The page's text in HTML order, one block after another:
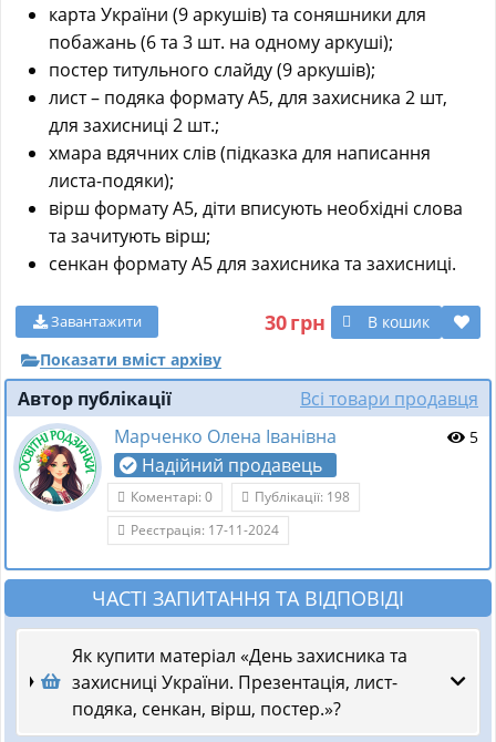
карта України (9 аркушів) та соняшники для
побажань (6 та 3 шт. на одному аркуші);
постер титульного слайду (9 аркушів);
лист – подяка формату А5, для захисника 2 шт,
для захисниці 2 шт.;
хмара вдячних слів (підказка для написання
листа-подяки);
вірш формату А5, діти вписують необхідні слова
та зачитують вірш;
сенкан формату А5 для захисника та захисниці.
30грн В кошик
Завантажити
Показати вміст архіву
Автор публікації
Всі товари продавця
Марченко Олена Іванівна
Надійний продавець
5
Коментарі: 0
Публікації: 198
Реєстрація: 17-11-2024
ЧАСТІ ЗАПИТАННЯ ТА ВІДПОВІДІ
Як купити матеріал «День захисника та
захисниці України. Презентація, лист-
подяка, сенкан, вірш, постер.»?